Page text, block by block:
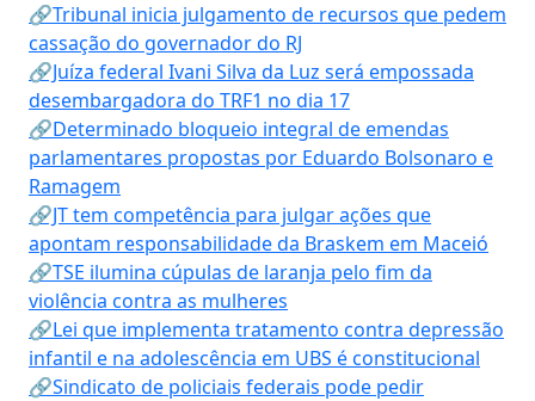
🔗Tribunal inicia julgamento de recursos que pedem
cassação do governador do RJ
🔗Juíza federal Ivani Silva da Luz será empossada
desembargadora do TRF1 no dia 17
🔗Determinado bloqueio integral de emendas
parlamentares propostas por Eduardo Bolsonaro e
Ramagem
🔗JT tem competência para julgar ações que
apontam responsabilidade da Braskem em Maceió
🔗TSE ilumina cúpulas de laranja pelo fim da
violência contra as mulheres
🔗Lei que implementa tratamento contra depressão
infantil e na adolescência em UBS é constitucional
🔗Sindicato de policiais federais pode pedir